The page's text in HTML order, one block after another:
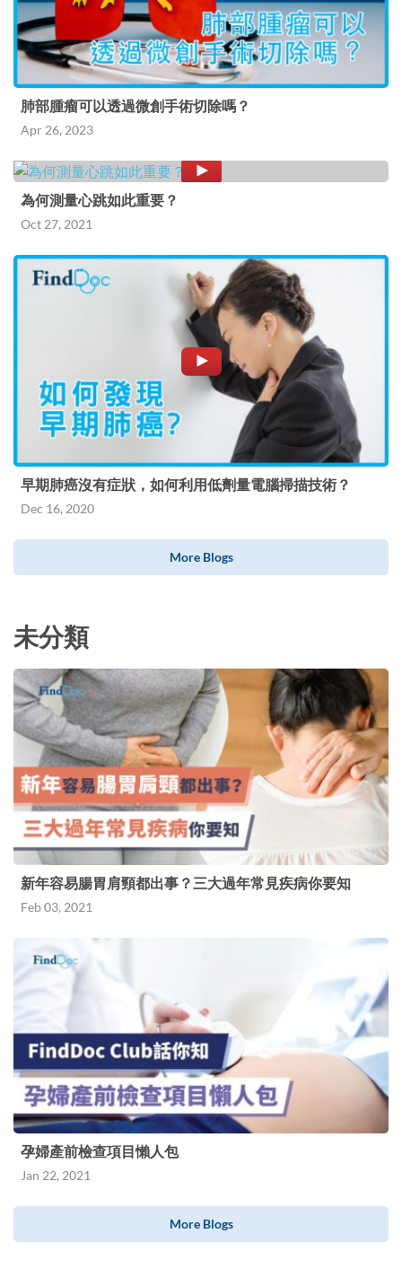
肺部腫瘤可以透過微創手術切除嗎？
Apr 26, 2023
為何測量心跳如此重要？
Oct 27, 2021
早期肺癌沒有症狀，如何利用低劑量電腦掃描技術？
Dec 16, 2020
More Blogs
未分類
新年容易腸胃肩頸都出事？三大過年常見疾病你要知
Feb 03, 2021
孕婦產前檢查項目懶人包
Jan 22, 2021
More Blogs